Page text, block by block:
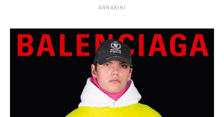
ANNAKIKI